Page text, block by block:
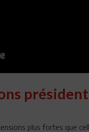
plus fortes que